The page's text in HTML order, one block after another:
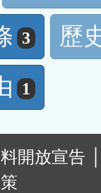
3 歷
1
開放宣告